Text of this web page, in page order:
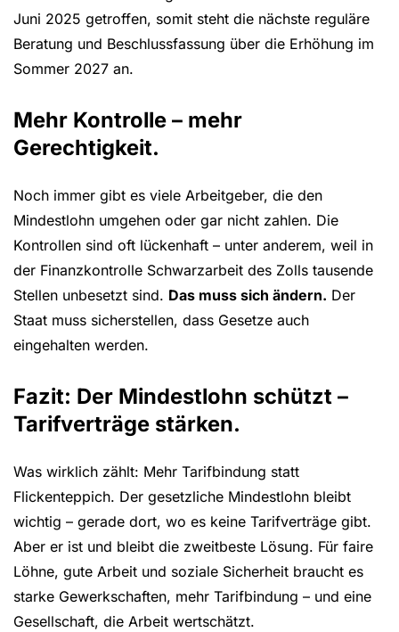
Juni 2025 getroffen, somit steht die nächste reguläre
Beratung und Beschlussfassung über die Erhöhung im
Sommer 2027 an.
Mehr Kontrolle – mehr
Gerechtigkeit.
Noch immer gibt es viele Arbeitgeber, die den
Mindestlohn umgehen oder gar nicht zahlen. Die
Kontrollen sind oft lückenhaft – unter anderem, weil in
der Finanzkontrolle Schwarzarbeit des Zolls tausende
Stellen unbesetzt sind. Das muss sich ändern. Der
Staat muss sicherstellen, dass Gesetze auch
eingehalten werden.
Fazit: Der Mindestlohn schützt –
Tarifverträge stärken.
Was wirklich zählt: Mehr Tarifbindung statt
Flickenteppich. Der gesetzliche Mindestlohn bleibt
wichtig – gerade dort, wo es keine Tarifverträge gibt.
Aber er ist und bleibt die zweitbeste Lösung. Für faire
Löhne, gute Arbeit und soziale Sicherheit braucht es
starke Gewerkschaften, mehr Tarifbindung – und eine
Gesellschaft, die Arbeit wertschätzt.